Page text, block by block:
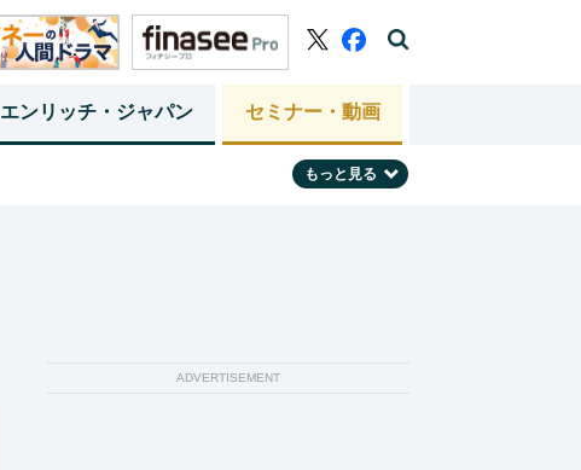
エンリッチ・ジャパン セミナー・動画
もっと見る
ADVERTISEMENT